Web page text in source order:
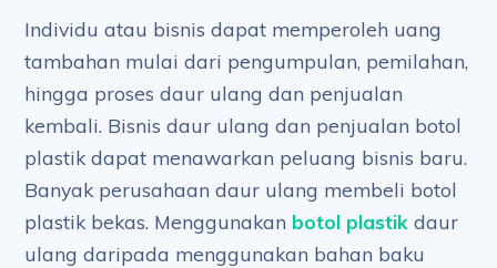
Individu atau bisnis dapat memperoleh uang
tambahan mulai dari pengumpulan, pemilahan,
hingga proses daur ulang dan penjualan
kembali. Bisnis daur ulang dan penjualan botol
plastik dapat menawarkan peluang bisnis baru.
Banyak perusahaan daur ulang membeli botol
plastik bekas. Menggunakan botol plastik daur
ulang daripada menggunakan bahan baku